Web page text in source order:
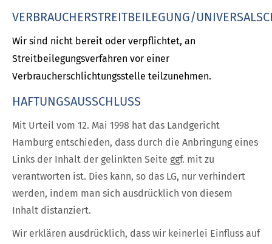
VERBRAUCHERSTREITBEILEGUNG/
Wir sind nicht bereit oder verpflichtet, an
Streitbeilegungsverfahren vor einer
Verbraucherschlichtungsstelle teilzunehmen.
HAFTUNGSAUSSCHLUSS
Mit Urteil vom 12. Mai 1998 hat das Landgericht
Hamburg entschieden, dass durch die Anbringung eines
Links der Inhalt der gelinkten Seite ggf. mit zu
verantworten ist. Dies kann, so das LG, nur verhindert
werden, indem man sich ausdrücklich von diesem
Inhalt distanziert.
Wir erklären ausdrücklich, dass wir keinerlei Einfluss auf